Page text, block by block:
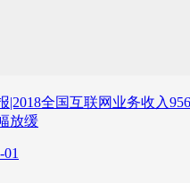
|2018全国互联网业务收入
放缓
01